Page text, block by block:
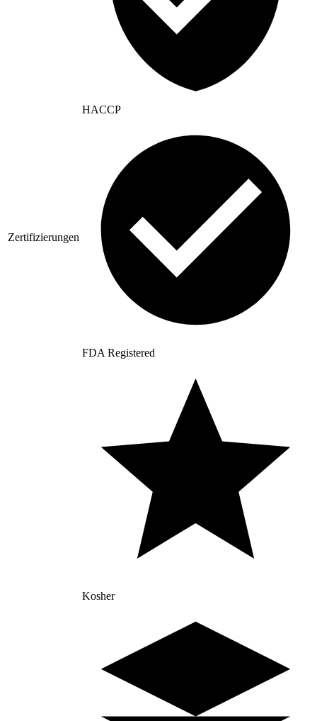
Zertifizierungen
HACCP
FDA Registered
Kosher